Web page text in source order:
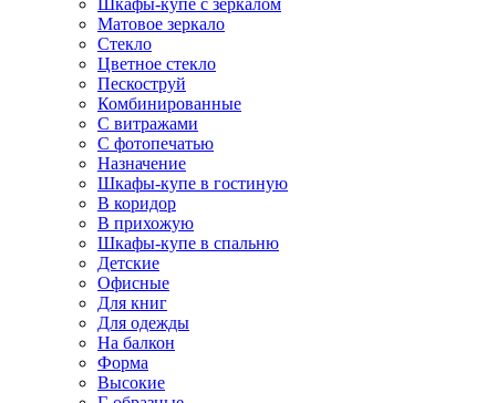
Шкафы-купе с зеркалом
Матовое зеркало
Стекло
Цветное стекло
Пескоструй
Комбинированные
С витражами
С фотопечатью
Назначение
Шкафы-купе в гостиную
В коридор
В прихожую
Шкафы-купе в спальню
Детские
Офисные
Для книг
Для одежды
На балкон
Форма
Высокие